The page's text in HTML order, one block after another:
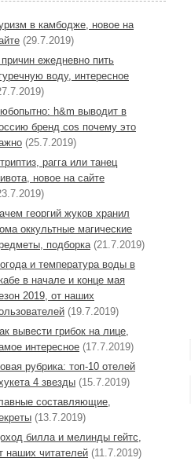
в камбодже, новое на
(29.7.2019)
ежедневно пить
воду, интересное
h&m выводит в
бренд cos почему это
(25.7.2019)
рагга или танец
новое на сайте
георгий жуков хранил
оккультные магические
подборка (21.7.2019)
и температура воды в
в начале и конце мая
2019, от наших
(19.7.2019)
вывести грибок на лице,
интересное (17.7.2019)
рубрика: топ-10 отелей
4 звезды (15.7.2019)
составляющие,
(13.7.2019)
билла и мелинды гейтс,
наших читателей (11.7.2019)